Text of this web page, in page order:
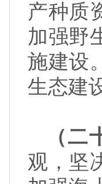
产种质
加强野
施建设
生态建
（
观，坚